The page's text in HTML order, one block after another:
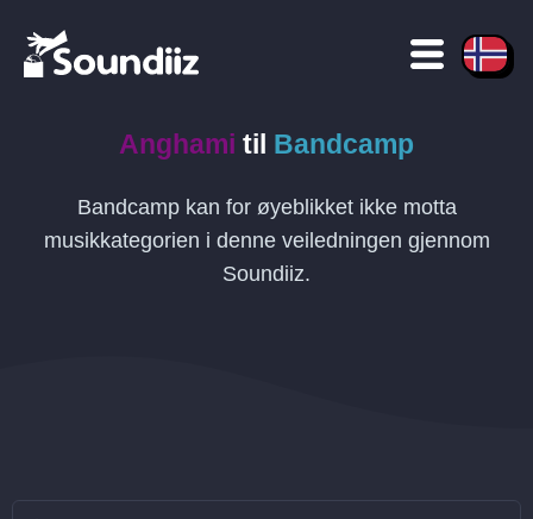
Anghami til Bandcamp
Bandcamp kan for øyeblikket ikke motta
musikkategorien i denne veiledningen gjennom
Soundiiz.